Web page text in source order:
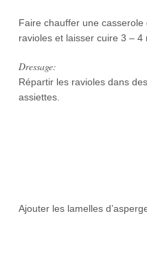
Faire chauffer une casserole
ravioles et laisser cuire 3 –
Dressage:
Répartir les ravioles dans
assiettes.
Ajouter les lamelles